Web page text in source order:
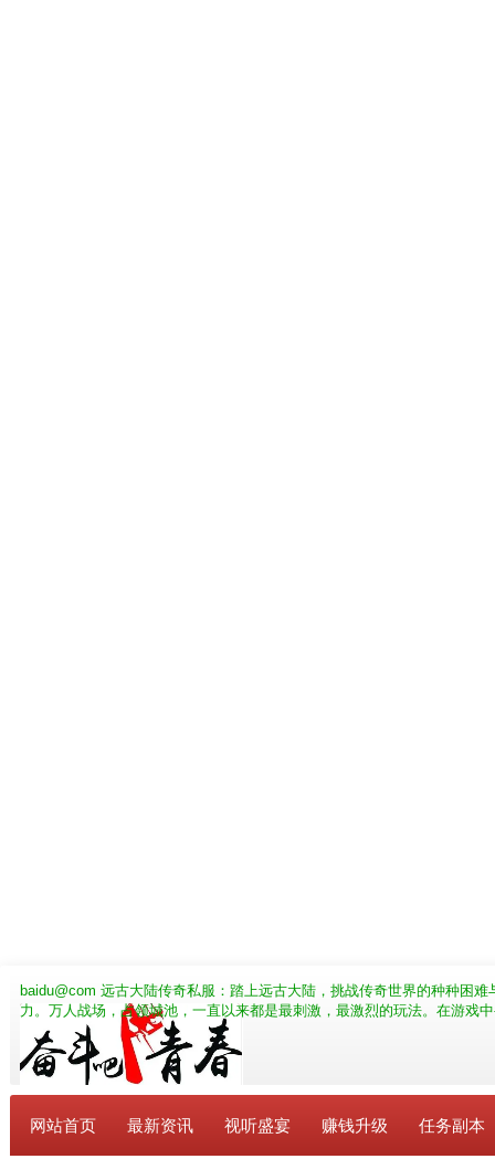
baidu@com 远古大陆传奇私服：踏上远古大陆，挑战传奇世界的种种困
力。万人战场，占领城池，一直以来都是最刺激，最激烈的玩法。在游戏
网站首页 最新资讯 视听盛宴 赚钱升级 任务副本